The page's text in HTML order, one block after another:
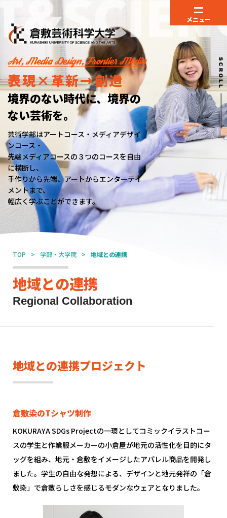
メニュー
表現×革新→創造
境界のない時代に、境界の
ない芸術を。
芸術学部はアートコース・メディアデザイ
ンコース・
先端メディアコースの３つのコースを自由
に横断し、
手作りから先端、アートからエンターテイ
メントまで、
幅広く学ぶことができます。
TOP 学部・大学院 地域との連携
地域との連携
Regional Collaboration
地域との連携プロジェクト
倉敷染のTシャツ制作
KOKURAYA SDGs Projectの一環としてコミックイラストコー
スの学生と作業服メーカーの小倉屋が地元の活性化を目的にタ
ッグを組み、地元・倉敷をイメージしたアパレル商品を開発し
ました。学生の自由な発想による、デザインと地元発祥の「倉
敷染」で倉敷らしさを感じるモダンなウェアとなりました。